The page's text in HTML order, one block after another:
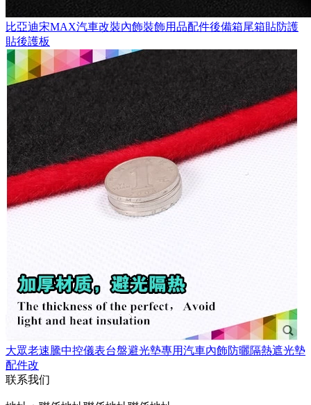
比亞迪宋MAX汽車改裝內飾裝飾用品配件後備箱尾箱貼防護
貼後護板
大眾老速騰中控儀表台盤避光墊專用汽車內飾防曬隔熱遮光墊
配件改
联系我们